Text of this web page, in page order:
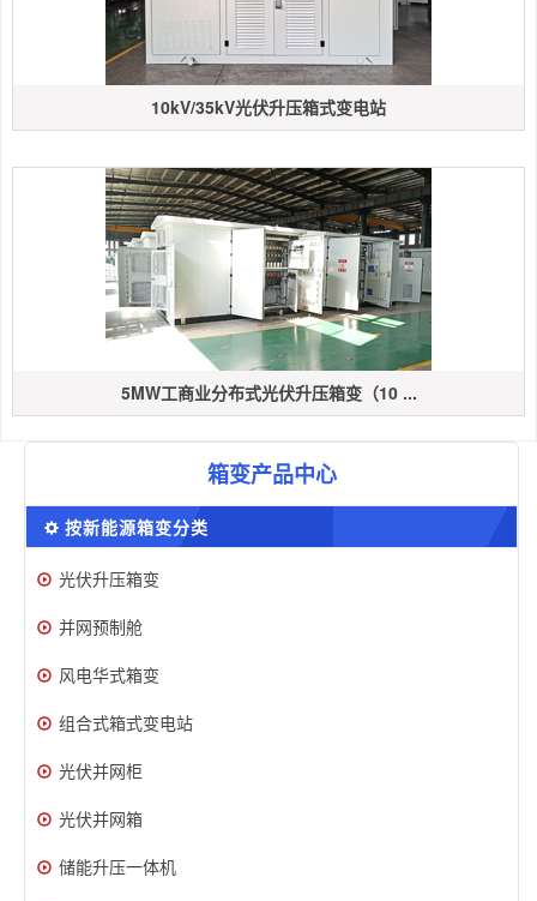
10kV/35kV光伏升压箱式变电站
5MW工商业分布式光伏升压箱变（10 ...
箱变产品中心
按新能源箱变分类
光伏升压箱变
并网预制舱
风电华式箱变
组合式箱式变电站
光伏并网柜
光伏并网箱
储能升压一体机